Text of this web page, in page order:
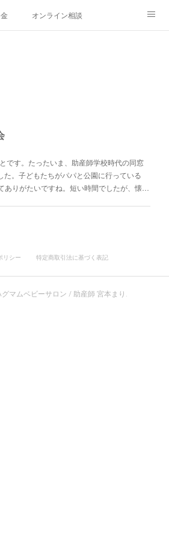
オンライン相談
です。たったいま、助産師学校時代の同窓
た。子どもたちがパパと公園に行っている
ありがたいですね。短い時間でしたが、懐…
リシー 特定商取引法に基づく表記
グマムベビーサロン / 助産師 宮本まり .